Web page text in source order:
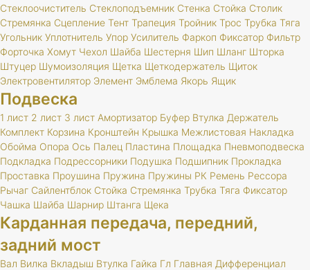
Стеклоочиститель Стеклоподъемник Стенка Стойка Столик
Стремянка Сцепление Тент Трапеция Тройник Трос Трубка Тяга
Угольник Уплотнитель Упор Усилитель Фаркоп Фиксатор Фильтр
Форточка Хомут Чехол Шайба Шестерня Шип Шланг Шторка
Штуцер Шумоизоляция Щетка Щеткодержатель Щиток
Электровентилятор Элемент Эмблема Якорь Ящик
Подвеска
1 лист 2 лист 3 лист Амортизатор Буфер Втулка Держатель
Комплект Корзина Кронштейн Крышка Межлистовая Накладка
Обойма Опора Ось Палец Пластина Площадка Пневмоподвеска
Подкладка Подрессорники Подушка Подшипник Прокладка
Проставка Проушина Пружина Пружины РК Ремень Рессора
Рычаг Сайлентблок Стойка Стремянка Трубка Тяга Фиксатор
Чашка Шайба Шарнир Штанга Щека
Карданная передача, передний,
задний мост
Вал Вилка Вкладыш Втулка Гайка Гл Главная Дифференциал